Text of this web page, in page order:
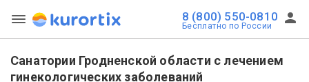
8 (800) 550-0810
Бесплатно по России
Санатории Гродненской области с лечением
гинекологических заболеваний